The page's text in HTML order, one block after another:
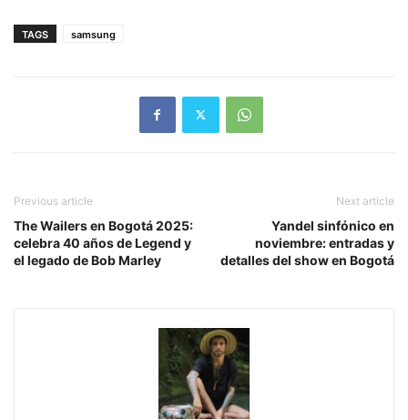
TAGS samsung
Previous article
The Wailers en Bogotá 2025:
celebra 40 años de Legend y
el legado de Bob Marley
Next article
Yandel sinfónico en
noviembre: entradas y
detalles del show en Bogotá